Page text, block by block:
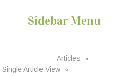
Sidebar Menu
Articles
Single Article View